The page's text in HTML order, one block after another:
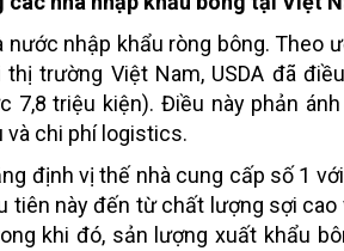
nước nhập khẩu ròng bông. Theo
thị trường Việt Nam, USDA đã
7,8 triệu kiện). Điều này phản
và chi phí logistics.
định vị thế nhà cung cấp số 1
tiên này đến từ chất lượng sợi
khi đó, sản lượng xuất khẩu